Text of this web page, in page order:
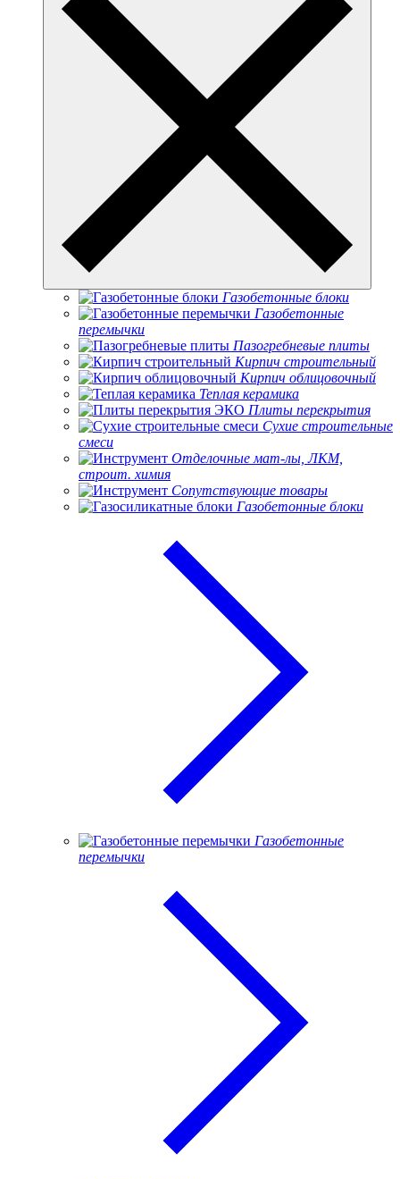
Газобетонные блоки
Газобетонные
перемычки
Пазогребневые плиты
Кирпич строительный
Кирпич облицовочный
Теплая керамика
Плиты перекрытия
Сухие строительные
смеси
Отделочные мат-лы, ЛКМ,
строит. химия
Сопутствующие товары
Газобетонные блоки
Газобетонные
перемычки